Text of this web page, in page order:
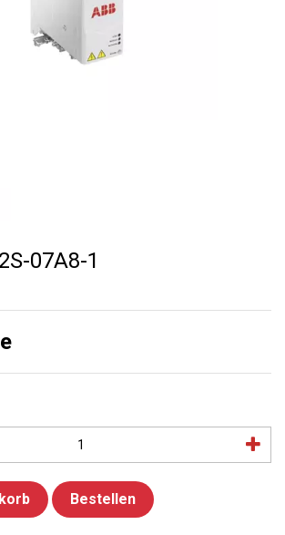
07A8-1
Bestellen